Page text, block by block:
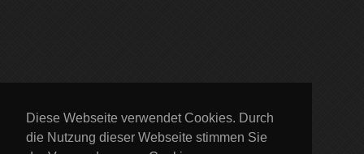
Diese Webseite verwendet Cookies. Durch
die Nutzung dieser Webseite stimmen Sie